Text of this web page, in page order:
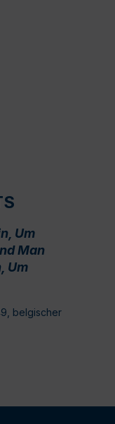
Um
Man
Um
belgischer